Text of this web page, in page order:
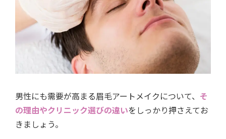
男性にも需要が高まる眉毛アートメイクについて、 そ
の理由やクリニック選びの違いをしっかり押さえてお
きましょう。